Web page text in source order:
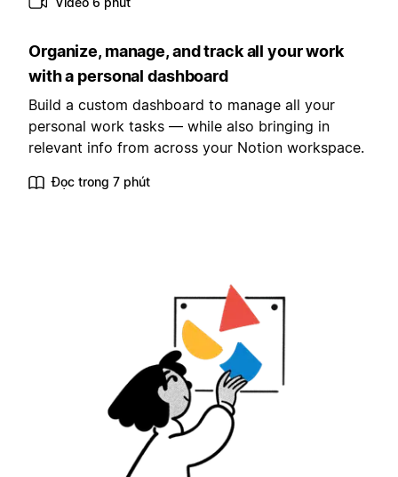
Organize, manage, and track all your work
with a personal dashboard
Build a custom dashboard to manage all your
personal work tasks — while also bringing in
relevant info from across your Notion workspace.
Đọc trong 7 phút